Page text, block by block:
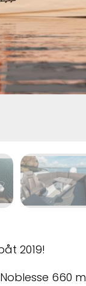
2019!
660